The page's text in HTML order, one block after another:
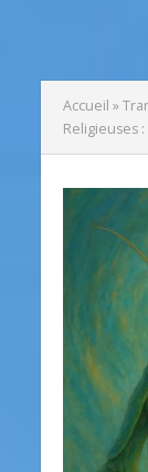
Accueil »
Religieuses